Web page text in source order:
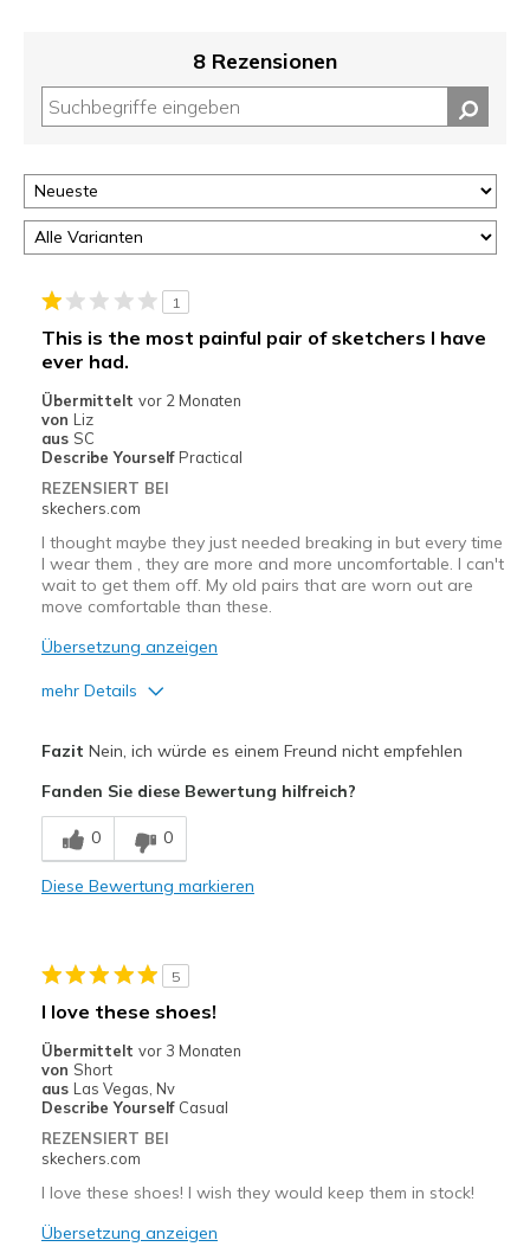
8 Rezensionen
1
This is the most painful pair of sketchers I have
ever had.
Übermittelt vor 2 Monaten
von Liz
aus SC
Describe Yourself Practical
REZENSIERT BEI
skechers.com
I thought maybe they just needed breaking in but every time
I wear them , they are more and more uncomfortable. I can't
wait to get them off. My old pairs that are worn out are
move comfortable than these.
Übersetzung anzeigen
mehr Details
Poor Quality
Fazit Nein, ich würde es einem Freund nicht empfehlen
Fanden Sie diese Bewertung hilfreich?
0 0
Diese Bewertung markieren
5
I love these shoes!
Übermittelt vor 3 Monaten
von Short
aus Las Vegas, Nv
Describe Yourself Casual
REZENSIERT BEI
skechers.com
I love these shoes! I wish they would keep them in stock!
Übersetzung anzeigen